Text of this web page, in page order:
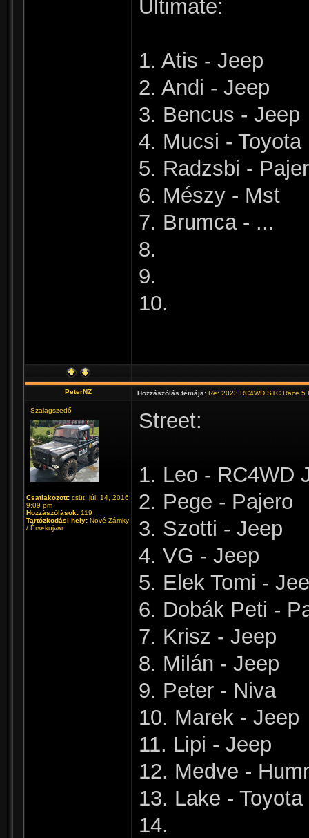
Ultimate:
1. Atis - Jeep
2. Andi - Jeep
3. Bencus - Jeep
4. Mucsi - Toyota
5. Radzsbi -
6. Mészy - Mst
7. Brumca - ...
8.
9.
10.
PeterNZ Hozzászólás témája: Re: 2023 RC4WD STC Race 5
Szalagszedő
Csatlakozott: csüt. júl. 14, 2016
9:09 pm
Hozzászólások: 119
Tartózkodási hely: Nové Zámky
/ Érsekujvár
Street:
1. Leo - RC4WD
2. Pege - Pajero
3. Szotti - Jeep
4. VG - Jeep
5. Elek Tomi -
6. Dobák Peti -
7. Krisz - Jeep
8. Milán - Jeep
9. Peter - Niva
10. Marek - Jeep
11. Lipi - Jeep
12. Medve -
13. Lake - Toyota
14.